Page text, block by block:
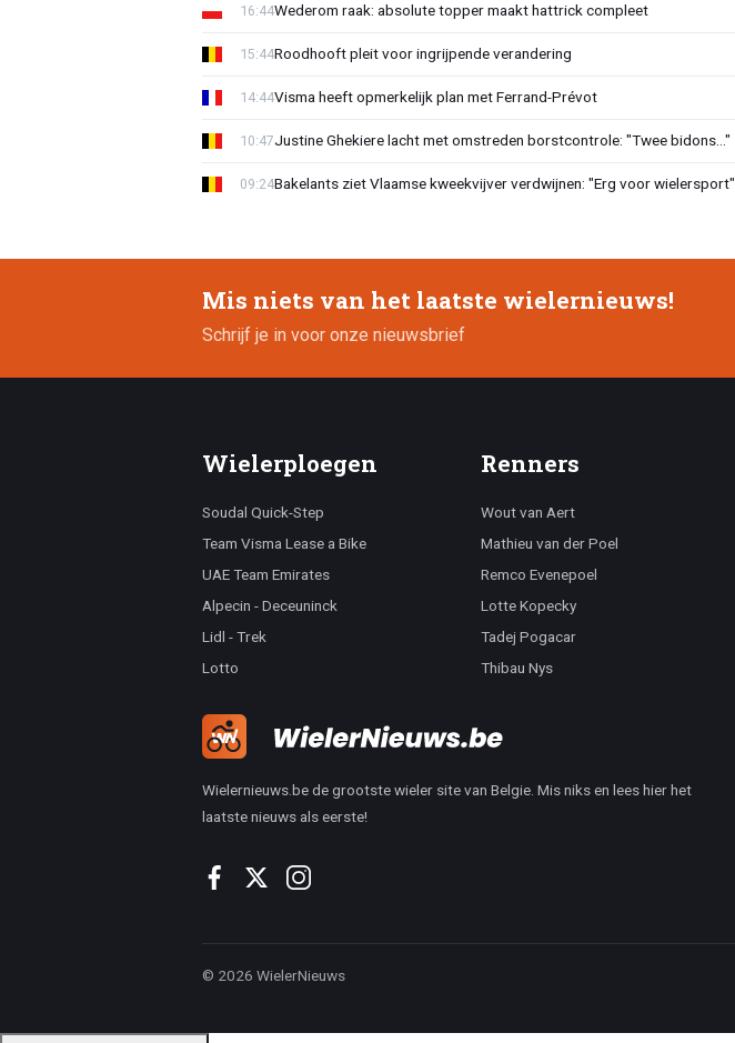
Wederom raak: absolute topper maakt hattrick compleet
16:44
Roodhooft pleit voor ingrijpende verandering
15:44
Visma heeft opmerkelijk plan met Ferrand-Prévot
14:44
Justine Ghekiere lacht met omstreden borstcontrole: "Twee bidons..."
10:47
Bakelants ziet Vlaamse kweekvijver verdwijnen: "Erg voor wielersport"
09:24
Mis niets van het laatste wielernieuws!
Schrijf je in voor onze nieuwsbrief
Wielerploegen
Soudal Quick-Step
Team Visma Lease a Bike
UAE Team Emirates
Alpecin - Deceuninck
Lidl - Trek
Lotto
Renners
Wout van Aert
Mathieu van der Poel
Remco Evenepoel
Lotte Kopecky
Tadej Pogacar
Thibau Nys
Wielernieuws.be de grootste wieler site van Belgie. Mis niks en lees hier het
laatste nieuws als eerste!
© 2026 WielerNieuws